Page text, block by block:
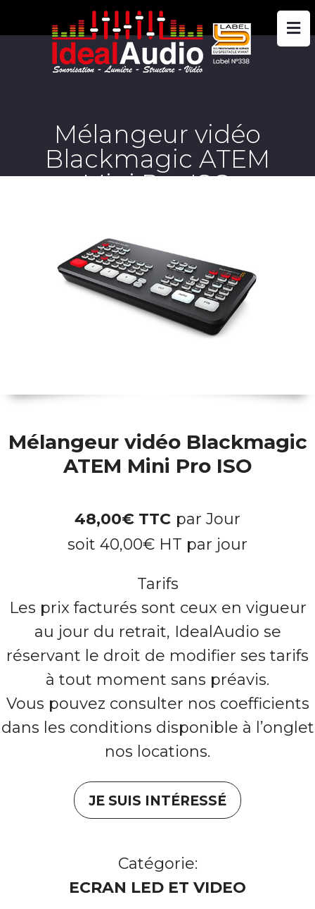
Mélangeur vidéo
Blackmagic ATEM
Mini Pro ISO
Mélangeur vidéo Blackmagic
ATEM Mini Pro ISO
48,00€ TTC par Jour
soit 40,00€ HT par jour
Tarifs
Les prix facturés sont ceux en vigueur
au jour du retrait, IdealAudio se
réservant le droit de modifier ses tarifs
à tout moment sans préavis.
Vous pouvez consulter nos coefficients
dans les conditions disponible à l’onglet
nos locations.
JE SUIS INTÉRESSÉ
Catégorie:
ECRAN LED ET VIDEO